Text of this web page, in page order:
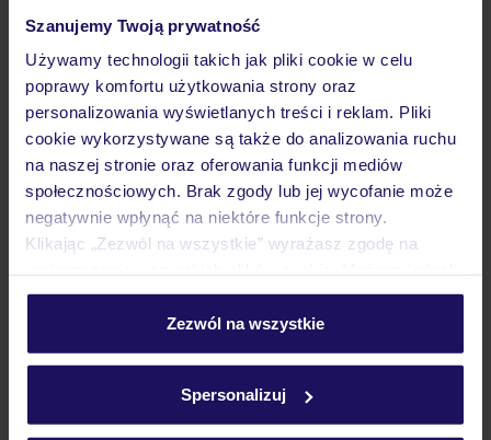
Szanujemy Twoją prywatność
Używamy technologii takich jak pliki cookie w celu
poprawy komfortu użytkowania strony oraz
personalizowania wyświetlanych treści i reklam. Pliki
cookie wykorzystywane są także do analizowania ruchu
na naszej stronie oraz oferowania funkcji mediów
społecznościowych. Brak zgody lub jej wycofanie może
negatywnie wpłynąć na niektóre funkcje strony.
Klikając „Zezwól na wszystkie” wyrażasz zgodę na
personalizować swój wybór wchodząc w zakładkę
Szczegółowe informacje o plikach cookie znajdziesz
Zezwól na wszystkie
Spersonalizuj
Hesperia Sevilla
SEWILLA
2 074 ZŁ